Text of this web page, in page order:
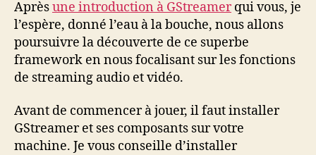
Aprèsune introduction à GStreamerqui vous, je
l’espère, donné l’eau à la bouche, nous allons
poursuivre la découverte de ce superbe
framework en nous focalisant sur les fonctions
de streaming audio et vidéo.
Avant de commencer à jouer, il faut installer
GStreamer et ses composants sur votre
machine. Je vous conseille d’installer